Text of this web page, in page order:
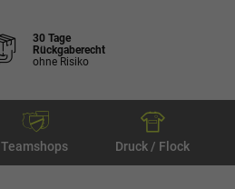
30 Tage
Rückgaberecht
ohne Risiko
Teamshops Druck / Flock